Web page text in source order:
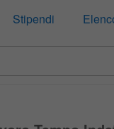
Stipendi